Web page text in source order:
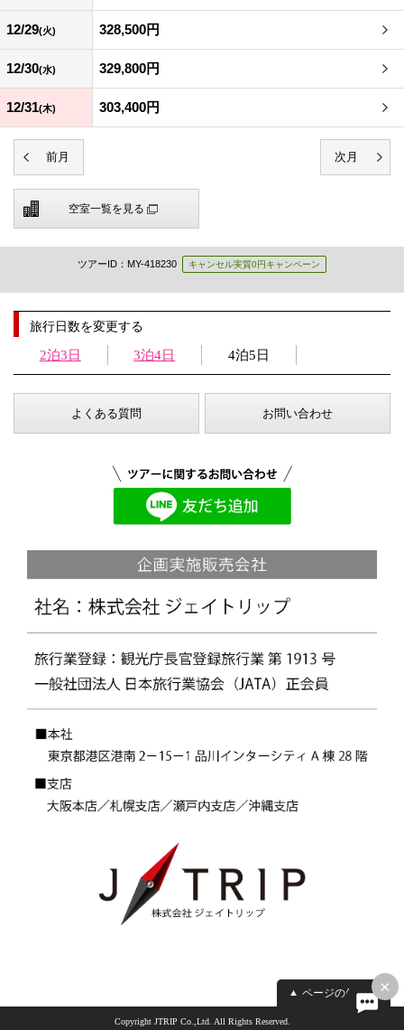
12/29(火) 328,500円
12/30(水) 329,800円
12/31(木) 303,400円
空室一覧を見る
ツアーID：MY-418230 キャンセル実質0円キャンペーン
旅行日数を変更する
2泊3日 3泊4日 4泊5日
よくある質問 お問い合わせ
×
ページの先頭へ
Copyright JTRIP Co.,Ltd. All Rights Reserved.